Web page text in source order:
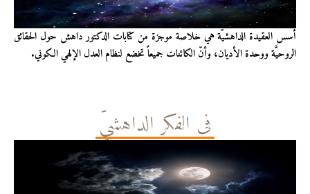
أُسس العقيدة الداهشيّة هي خلاصة موجزة من كتابات الدكتور داهش حول الحقائق
الروحيَّة ووحدة الأديان، وأنّ الكائنات جميعاً تخضع لنظام العدل الإلهي الكوني.
في الفكر الداهشيّ